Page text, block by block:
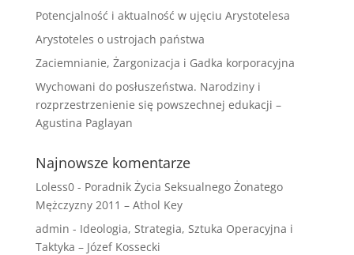
Potencjalność i aktualność w ujęciu Arystotelesa
Arystoteles o ustrojach państwa
Zaciemnianie, Żargonizacja i Gadka korporacyjna
Wychowani do posłuszeństwa. Narodziny i
rozprzestrzenienie się powszechnej edukacji –
Agustina Paglayan
Najnowsze komentarze
Loless0- Poradnik Życia Seksualnego Żonatego
Mężczyzny 2011 – Athol Key
admin - Ideologia, Strategia, Sztuka Operacyjna i
Taktyka – Józef Kossecki